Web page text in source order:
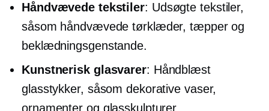
Håndvævede tekstiler: Udsøgte tekstiler,
såsom håndvævede tørklæder, tæpper og
beklædningsgenstande.
Kunstnerisk glasvarer: Håndblæst
glasstykker, såsom dekorative vaser,
ornamenter og glasskulpturer.